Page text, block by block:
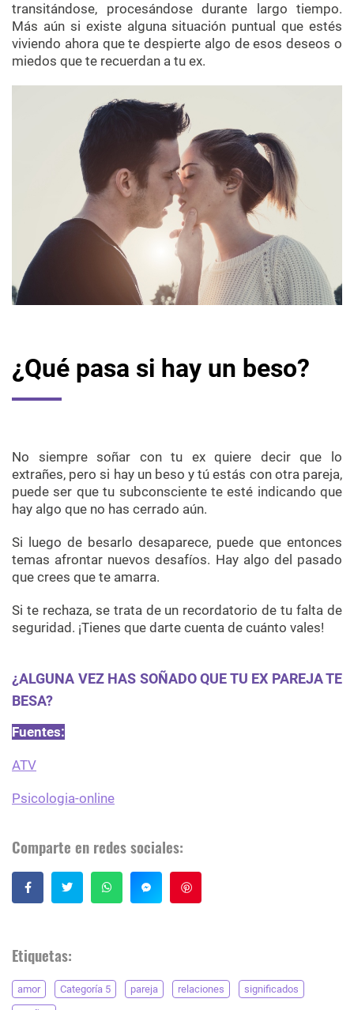
transitándose, procesándose durante largo tiempo.
Más aún si existe alguna situación puntual que estés
viviendo ahora que te despierte algo de esos deseos o
miedos que te recuerdan a tu ex.
¿Qué pasa si hay un beso?
No siempre soñar con tu ex quiere decir que lo
extrañes, pero si hay un beso y tú estás con otra pareja,
puede ser que tu subconsciente te esté indicando que
hay algo que no has cerrado aún.
Si luego de besarlo desaparece, puede que entonces
temas afrontar nuevos desafíos. Hay algo del pasado
que crees que te amarra.
Si te rechaza, se trata de un recordatorio de tu falta de
seguridad. ¡Tienes que darte cuenta de cuánto vales!
¿ALGUNA VEZ HAS SOÑADO QUE TU EX PAREJA TE
BESA?
Fuentes:
ATV
Psicologia-online
Comparte en redes sociales:
Etiquetas:
amor Categoría 5 pareja relaciones significados